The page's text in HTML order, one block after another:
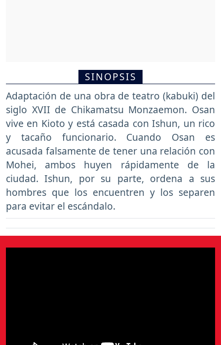
SINOPSIS
Adaptación de una obra de teatro (kabuki) del
siglo XVII de Chikamatsu Monzaemon. Osan
vive en Kioto y está casada con Ishun, un rico
y tacaño funcionario. Cuando Osan es
acusada falsamente de tener una relación con
Mohei, ambos huyen rápidamente de la
ciudad. Ishun, por su parte, ordena a sus
hombres que los encuentren y los separen
para evitar el escándalo.